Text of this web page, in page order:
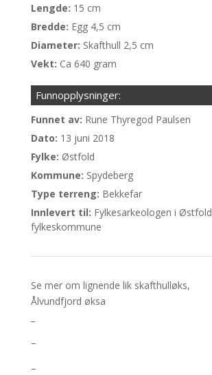
Lengde: 15 cm
Bredde: Egg 4,5 cm
Diameter: Skafthull 2,5 cm
Vekt: Ca 640 gram
Funnopplysninger:
Funnet av: Rune Thyregod Paulsen
Dato: 13 juni 2018
Fylke: Østfold
Kommune: Spydeberg
Type terreng: Bekkefar
Innlevert til: Fylkesarkeologen i Østfold
fylkeskommune
Se mer om lignende lik skafthulløks,
Ålvundfjord øksa
–
–